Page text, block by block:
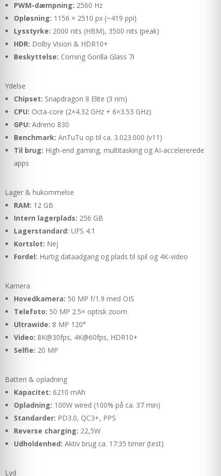
PWM-dæmpning: 2560 Hz
Opløsning: 1156 × 2510 px (~419 ppi)
Lysstyrke: 2000 nits (HBM), 3500 nits (peak)
HDR: Dolby Vision & HDR10+
Beskyttelse: Corning Gorilla Glass 7i
Ydelse
Chipset: Snapdragon 8 Elite (3 nm)
CPU: Octa-core (2×4.32 GHz + 6×3.53 GHz)
GPU: Adreno 830
Benchmark: AnTuTu op til ca. 3.023.000 (v11)
Til brug: High-end gaming, multitasking og AI-accelererede
apps
Lager & hukommelse
RAM: 12 GB
Intern lagerplads: 256 GB
Lagerstandard: UFS 4.1
Kortslot: Nej
Fordel: Hurtig dataadgang og plads til spil og 4K-video
Kamera
Hovedkamera: 50 MP f/1.9 med OIS
Telefoto: 50 MP 2.5× optisk zoom
Ultrawide: 8 MP 120°
Video: 8K@30fps, 4K@60fps, HDR10+
Selfie: 20 MP
Batteri & opladning
Kapacitet: 6210 mAh
Opladning: 100W wired (100% på ca. 37 min)
Standarder: PD3.0, QC3+, PPS
Reverse charging: 22,5W
Udholdenhed: Aktiv brug ca. 17:35 timer (test)
Lyd